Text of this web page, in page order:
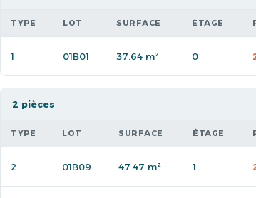
TYPE LOT SURFACE ÉTAGE
1 01B01 37.64 m² 0
2 pièces
TYPE LOT SURFACE ÉTAGE
2 01B09 47.47 m² 1